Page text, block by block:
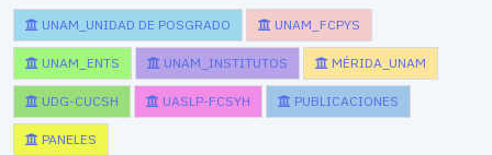
UNAM_UNIDAD DE POSGRADO UNAM_FCPYS
UNAM_ENTS UNAM_INSTITUTOS MÉRIDA_UNAM
UDG-CUCSH UASLP-FCSYH PUBLICACIONES
PANELES